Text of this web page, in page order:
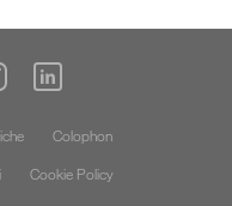
Colophon
Cookie Policy